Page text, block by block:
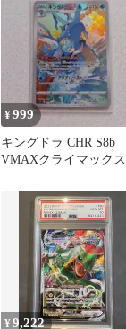
¥999
キングドラ CHR S8b
VMAXクライマックス
¥9,222